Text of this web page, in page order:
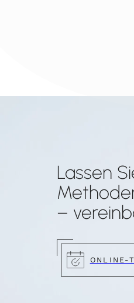
Lassen
–
ONLINE-